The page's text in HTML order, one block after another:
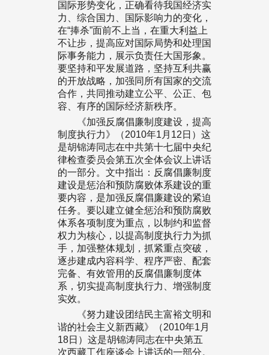
国际形势变化，正确看待我国经济实
力、综合国力、国际影响力的变化，
在“捧杀”面前不上当，在重大利益上
不让步，提高应对国际局势和处理国
际事务能力，展示负责任大国形象。
要坚持和平发展道路，坚持互利共赢
的开放战略，加强同所有国家的交流
合作，共同推动建立公平、公正、包
容、有序的国际经济新秩序。
《加强反腐倡廉制度建设，提高
制度执行力》（2010年1月12日）这
是胡锦涛同志在中共第十七届中央纪
律检查委员会第五次全体会议上讲话
的一部分。文中指出：反腐倡廉制度
建设是惩治和预防腐败体系建设的重
要内容，是加强反腐倡廉建设的紧迫
任务。要以建立健全惩治和预防腐败
体系各项制度为重点，以制约和监督
权力为核心，以提高制度执行力为抓
手，加强整体规划，抓紧重点突破，
逐步建成内容科学、程序严密、配套
完备、有效管用的反腐倡廉制度体
系，切实提高制度执行力、增强制度
实效。
《努力建设团结民主富裕文明和
谐的社会主义新西藏》（2010年1月
18日）这是胡锦涛同志在中央第五
次西藏工作座谈会上讲话的一部分。